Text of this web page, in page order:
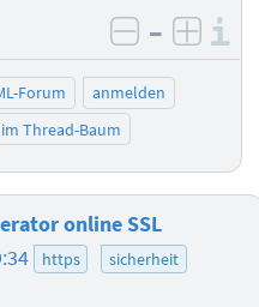
negativ
–
Forum
anmelden
Thread-Baum
online SSL
https
sicherheit